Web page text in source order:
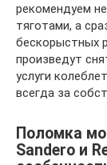
рекомендуем
тяготами, а
бескорыстных
произведут
услуги
всегда за
Поломка
Sandero и